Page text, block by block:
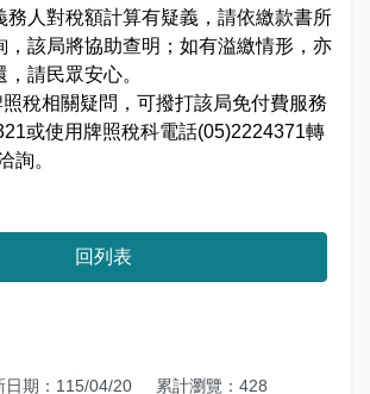
開放平台
霸凌分類
務人對稅額計算有疑義，請依繳款書所
，該局將協助查明；如有溢繳情形，亦
請民眾安心。
相關疑問，可撥打該局免付費服務
或使用牌照稅科電話(05)2224371轉
詢。
回列表
日期：115/04/20 累計瀏覽：428